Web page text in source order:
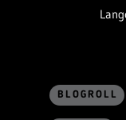
BLOGROLL